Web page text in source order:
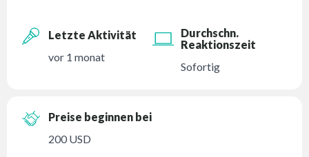
Letzte Aktivität
vor 1 monat
Durchschn.
Reaktionszeit
Sofortig
Preise beginnen bei
200 USD